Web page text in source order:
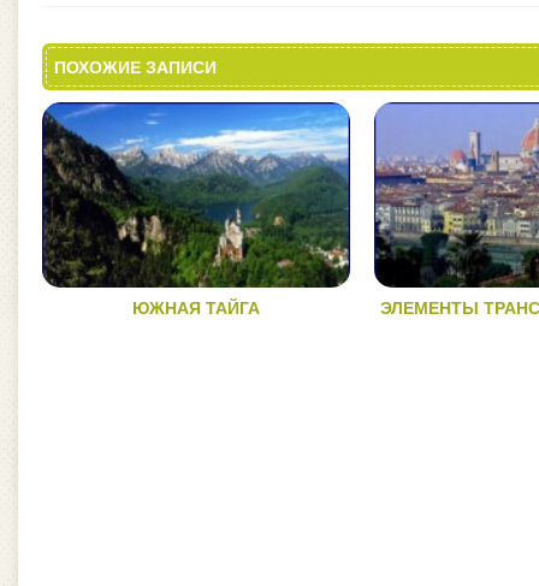
ПОХОЖИЕ ЗАПИСИ
ЮЖНАЯ ТАЙГА ЭЛЕМЕНТЫ